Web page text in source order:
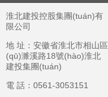
淮北建投控股集團(tuán)有
限公司
地 址：安徽省淮北市相山區
(qū)濉溪路18號(hào)淮北
建投集團(tuán)
電 話：0561-3053151